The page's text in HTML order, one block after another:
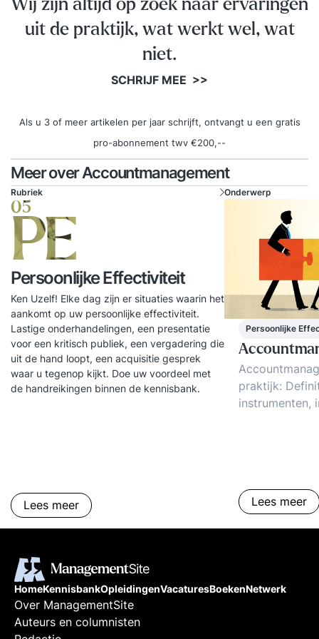
actieplan voor de periode daarna. Stap 3. Een
jaar lang toegang tot het Online Learning
Platform Vanaf de eerste trainingsdag krijg je
toegang tot het YEARTH Online Learning
opdrachten en tools om het geleerde direct toe
te passen. Je leert waar en wanneer het jou
uitkomt via de YEARTH app, je tablet of
computer. Zo haal je het maximale resultaat uit je
training en pas je het geleerde duurzaam toe in je
dagelijkse praktijk. Over je trainer De training
wordt verzorgd door een ervaren trainer met
ruime praktijkervaring. Onze trainers combineren
kennis, analytisch vermogen en een scherp
observatievermogen met een persoonlijke en
positieve aanpak. Ze confronteren op een
respectvolle manier, dagen je uit en helpen je om
het maximale uit jezelf te halen.
Wij zijn altijd op zoek naar ervaringen
uit de praktijk, wat werkt wel, wat
niet.
SCHRIJF MEE >>
Als u 3 of meer artikelen per jaar schrijft, ontvangt u een gratis
pro-abonnement twv €200,--
Meer over Accountmanagement
Rubriek
05
PE
Persoonlijke Effectiviteit
Ken Uzelf! Elke dag zijn er situaties waarin het
aankomt op uw persoonlijke effectiviteit.
Lastige onderhandelingen, een presentatie
voor een kritisch publiek, een vergadering die
uit de hand loopt, een acquisitie gesprek
waar u tegenop kijkt. Doe uw voordeel met
de handreikingen binnen de kennisbank.
Lees meer
Onderwerp
Persoonlijke
praktijk:
instrumenten,
Lees meer
HomeKennisbankOpleidingenVacaturesBoekenNetwerk
Over ManagementSite
Auteurs en columnisten